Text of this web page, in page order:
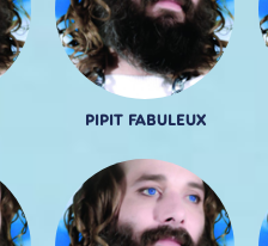
PIPIT FABULEUX